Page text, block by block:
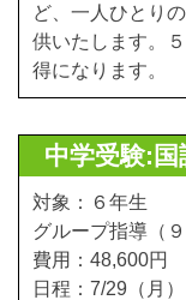
ど、一人ひとり
供いたします。
得になります。
中学受験:国
対象：６年生
グループ指導（
費用：48,600円
日程：7/29（月